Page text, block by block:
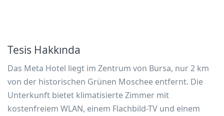
Tesis Hakkında
Das Meta Hotel liegt im Zentrum von Bursa, nur 2 km
von der historischen Grünen Moschee entfernt. Die
Unterkunft bietet klimatisierte Zimmer mit
kostenfreiem WLAN, einem Flachbild-TV und einem